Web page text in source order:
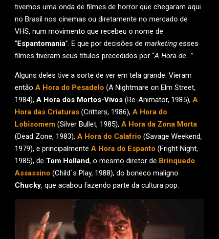
tivemos uma onda de filmes de horror que chegaram aqui
no Brasil nos cinemas ou diretamente no mercado de
VHS, num movimento que recebeu o nome de
“Espantomania”. E que por decisões de marketing esses
filmes tiveram seus títulos precedidos por “A Hora de…”.
Alguns deles tive a sorte de ver em tela grande. Vieram
então A Hora do Pesadelo (A Nightmare on Elm Street,
1984), A Hora dos Mortos-Vivos (Re-Animator, 1985), A
Hora das Criaturas (Critters, 1986), A Hora do
Lobisomem (Silver Bullet, 1985), A Hora da Zona Morta
(Dead Zone, 1983), A Hora do Calafrio (Savage Weekend,
1979), e principalmente A Hora do Espanto (Fright Night,
1985), de Tom Holland, o mesmo diretor de Brinquedo
Assassino (Child´s Play, 1988), do boneco maligno
Chucky, que acabou fazendo parte da cultura pop.